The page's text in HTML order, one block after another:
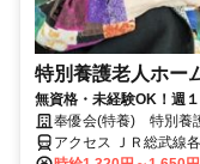
特別養護老人ホー
無資格・未経験OK！週
介護のお仕事★学生アル
奉優会(特養) 特別養
アクセス ＪＲ総武線